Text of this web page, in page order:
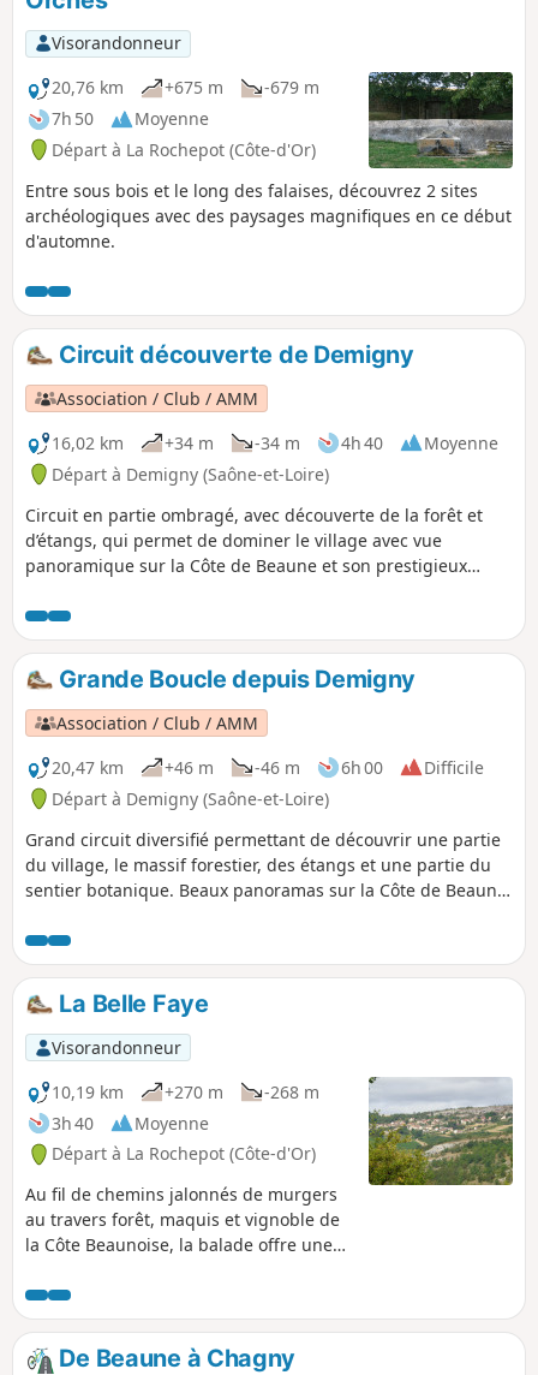
Visorandonneur
20,76 km
+675 m
-679 m
7h 50
Moyenne
Départ à La Rochepot (Côte-d'Or)
Entre sous bois et le long des falaises, découvrez 2 sites
archéologiques avec des paysages magnifiques en ce début
d'automne.
Circuit découverte de Demigny
Association / Club / AMM
16,02 km
+34 m -34 m 4h 40
Moyenne
Départ à Demigny (Saône-et-Loire)
Circuit en partie ombragé, avec découverte de la forêt et
d’étangs, qui permet de dominer le village avec vue
panoramique sur la Côte de Beaune et son prestigieux
Grande Boucle depuis Demigny
Association / Club / AMM
20,47 km
+46 m -46 m 6h 00
Difficile
Départ à Demigny (Saône-et-Loire)
Grand circuit diversifié permettant de découvrir une partie
du village, le massif forestier, des étangs et une partie du
sentier botanique. Beaux panoramas sur la Côte de Beaune
étangs.
La Belle Faye
Visorandonneur
10,19 km
+270 m
-268 m
3h 40
Moyenne
Départ à La Rochepot (Côte-d'Or)
Au fil de chemins jalonnés de murgers
au travers forêt, maquis et vignoble de
la Côte Beaunoise, la balade offre une
belle échappée sur le village d'Orches
abrité sous les falaises.
De Beaune à Chagny